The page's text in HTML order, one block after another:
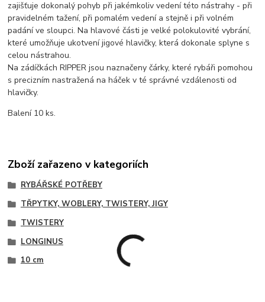
zajišťuje dokonalý pohyb při jakémkoliv vedení této nástrahy - při
pravidelném tažení, při pomalém vedení a stejně i při volném
padání ve sloupci. Na hlavové části je velké polokulovité vybrání,
které umožňuje ukotvení jigové hlavičky, která dokonale splyne s
celou nástrahou.
Na zádíčkách RIPPER jsou naznačeny čárky, které rybáři pomohou
s precizním nastražená na háček v té správné vzdálenosti od
hlavičky.
Balení 10 ks.
Zboží zařazeno v kategoriích
RYBÁŘSKÉ POTŘEBY
TŘPYTKY, WOBLERY, TWISTERY, JIGY
TWISTERY
LONGINUS
10 cm